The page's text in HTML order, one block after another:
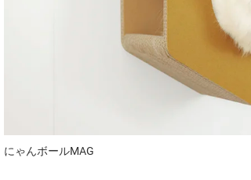
にゃんボールMAG